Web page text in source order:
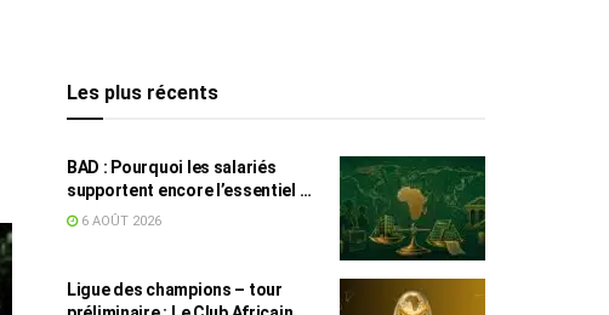
Les plus récents
BAD : Pourquoi les salariés
supportent encore l’essentiel de
l’effort fiscal en Tunisie
6 AOÛT 2026
Ligue des champions – tour